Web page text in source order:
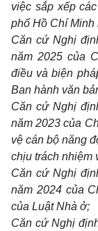
việc sắp xếp
phố Hồ Chí Minh
Căn cứ Nghị
năm 2025 của
điều và biện
Ban hành văn
Căn cứ Nghị
năm 2023 của
vệ cán bộ năng
chịu trách nhiệm
Căn cứ Nghị
năm 2024 của
của Luật Nhà ở;
Căn cứ Nghị